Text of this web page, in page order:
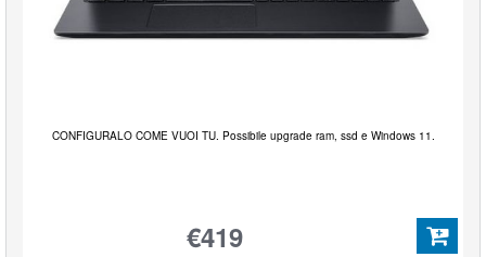
CONFIGURALO COME VUOI TU. Possibile upgrade ram, ssd e Windows 11.
€419